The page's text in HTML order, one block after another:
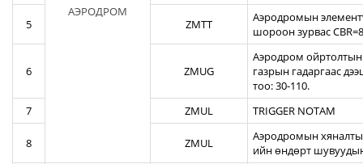
АЭРОДРОМ
5 ZMTT
Аэродромын
шороон зурвас
6 ZMUG
Аэродром ойртолтын
газрын гадаргаас
тоо: 30-110.
7
ZMUL TRIGGER NOTAM
8 ZMUL
Аэродромын
ийн өндөрт